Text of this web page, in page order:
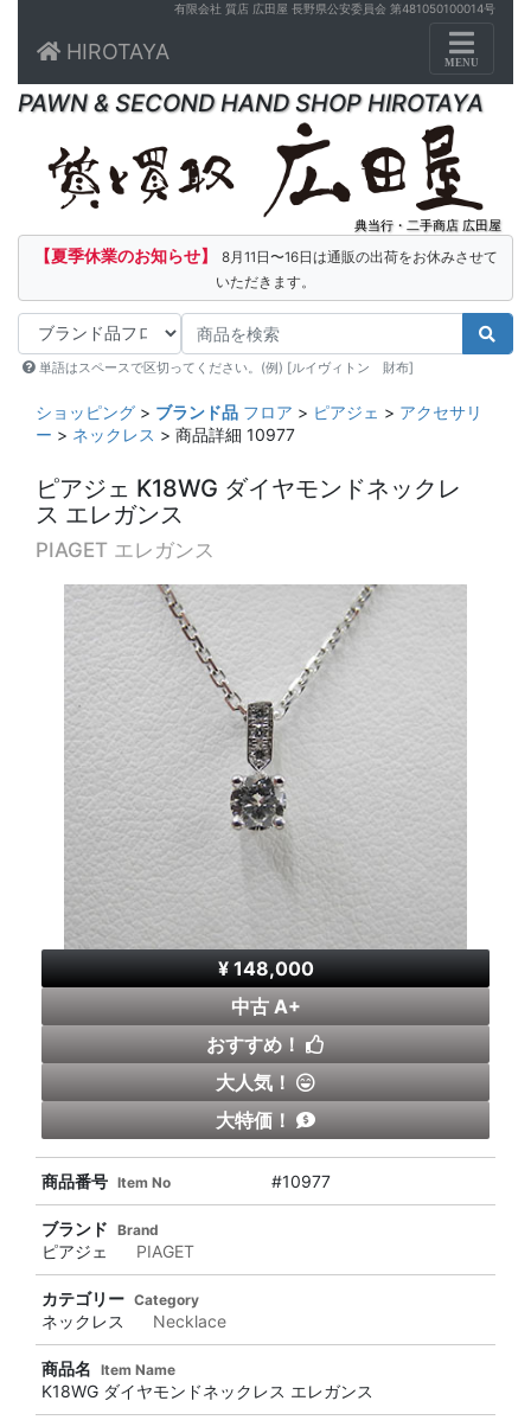
有限会社 質店 広田屋 長野県公安委員会 第481050100014号
HIROTAYA
Toggle
MENU
PAWN & SECOND HAND SHOP HIROTAYA
典当行・二手商店 広田屋
【夏季休業のお知らせ】
8月11日〜16日は通販の出荷をお休みさせて
いただきます。
単語はスペースで区切ってください。(例) [ルイヴィトン 財布]
ショッピング > ブランド品 フロア > ピアジェ > アクセサリ
ー > ネックレス > 商品詳細 10977
ピアジェ K18WG ダイヤモンドネックレ
ス エレガンス
PIAGET エレガンス
¥ 148,000
中古 A+
おすすめ！
大人気！
大特価！
商品番号 Item No #10977
ブランド Brand
ピアジェ PIAGET
カテゴリー Category
ネックレス Necklace
商品名 Item Name
K18WG ダイヤモンドネックレス エレガンス